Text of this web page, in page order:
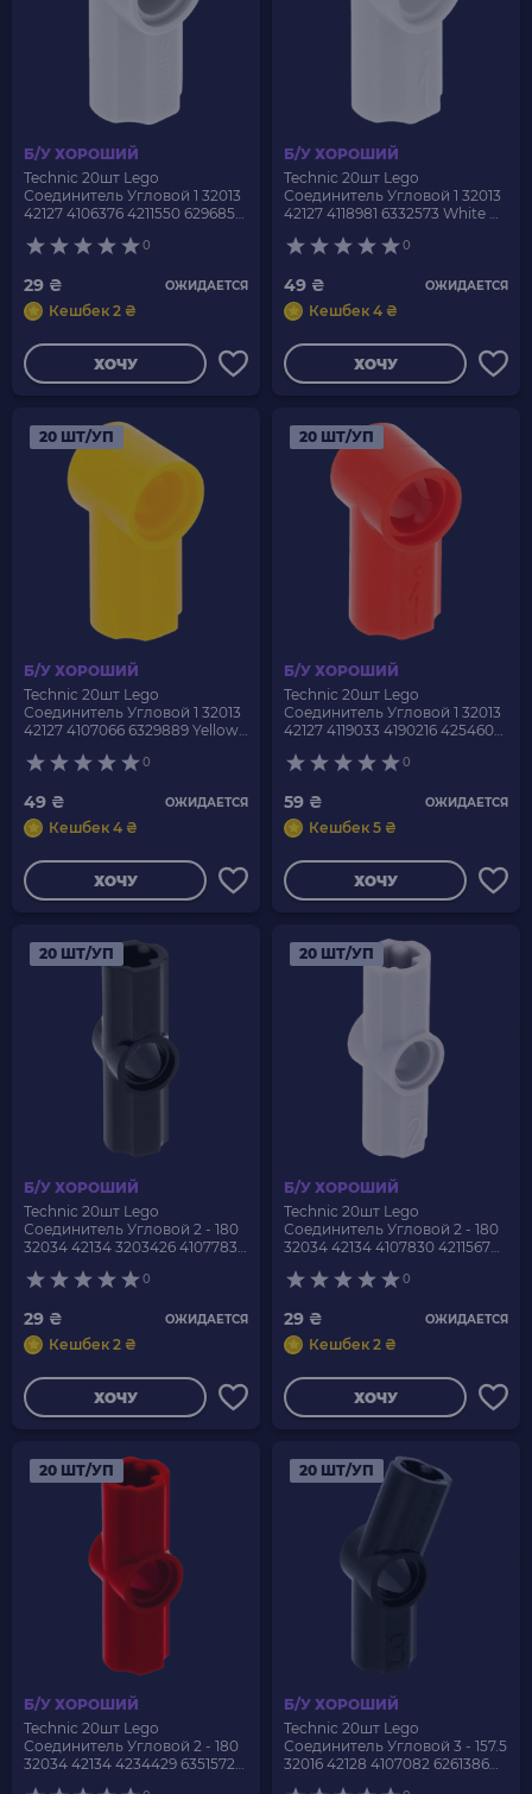
Б/У ХОРОШИЙ
Technic 20шт Lego
Соединитель Угловой 1 32013
42127 4106376 4211550 6296859
0
29 ₴ ОЖИДАЕТСЯ
Кешбек 2 ₴
ХОЧУ
Б/У ХОРОШИЙ
Technic 20шт Lego
Соединитель Угловой 1 32013
42127 4118981 6332573 White Б/
0
49 ₴ ОЖИДАЕТСЯ
Кешбек 4 ₴
ХОЧУ
20 ШТ/УП
Б/У ХОРОШИЙ
Technic 20шт Lego
Соединитель Угловой 1 32013
42127 4107066 6329889 Yellow
0
49 ₴ ОЖИДАЕТСЯ
Кешбек 4 ₴
ХОЧУ
20 ШТ/УП
Б/У ХОРОШИЙ
Technic 20шт Lego
Соединитель Угловой 1 32013
42127 4119033 4190216 4254606
0
59 ₴ ОЖИДАЕТСЯ
Кешбек 5 ₴
ХОЧУ
20 ШТ/УП
Б/У ХОРОШИЙ
Technic 20шт Lego
Соединитель Угловой 2 - 180
32034 42134 3203426 4107783
0
29 ₴ ОЖИДАЕТСЯ
Кешбек 2 ₴
ХОЧУ
20 ШТ/УП
Б/У ХОРОШИЙ
Technic 20шт Lego
Соединитель Угловой 2 - 180
32034 42134 4107830 4211567
0
29 ₴ ОЖИДАЕТСЯ
Кешбек 2 ₴
ХОЧУ
20 ШТ/УП
Б/У ХОРОШИЙ
Technic 20шт Lego
Соединитель Угловой 2 - 180
32034 42134 4234429 6351572
20 ШТ/УП
Б/У ХОРОШИЙ
Technic 20шт Lego
Соединитель Угловой 3 - 157.5
32016 42128 4107082 6261386